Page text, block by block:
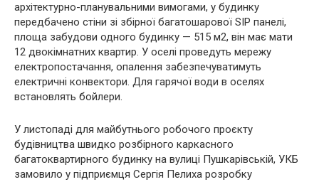
архітектурно-планувальними вимогами, у будинку
передбачено стіни зі збірної багатошарової SIP панелі,
площа забудови одного будинку — 515 м2, він має мати
12 двокімнатних квартир. У оселі проведуть мережу
електропостачання, опалення забезпечуватимуть
електричні конвектори. Для гарячої води в оселях
встановлять бойлери.
У листопаді для майбутнього робочого проєкту
будівництва швидко розбірного каркасного
багатоквартирного будинку на вулиці Пушкарівській, УКБ
замовило у підприємця Сергія Пелиха розробку